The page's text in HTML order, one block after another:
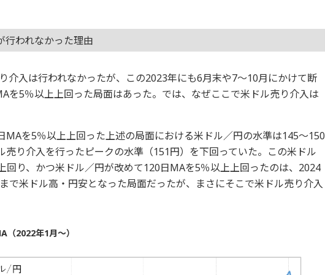
行われなかった理由
介入は行われなかったが、この2023年にも6月末や7～10月にかけて断
を5％以上上回った局面はあった。では、なぜここで米ドル売り介入は
MAを5％以上上回った上述の局面における米ドル／円の水準は145～150
売り介入を行ったピークの水準（151円）を下回っていた。この米ドル
回り、かつ米ドル／円が改めて120日MAを5％以上上回ったのは、2024
で米ドル高・円安となった局面だったが、まさにそこで米ドル売り介入
（2022年1月～）